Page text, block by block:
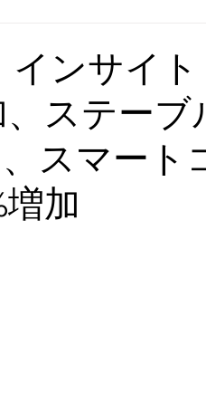
技術開発 ガバナンス
・ニュース
インサイ
ステーブ
スマート
加